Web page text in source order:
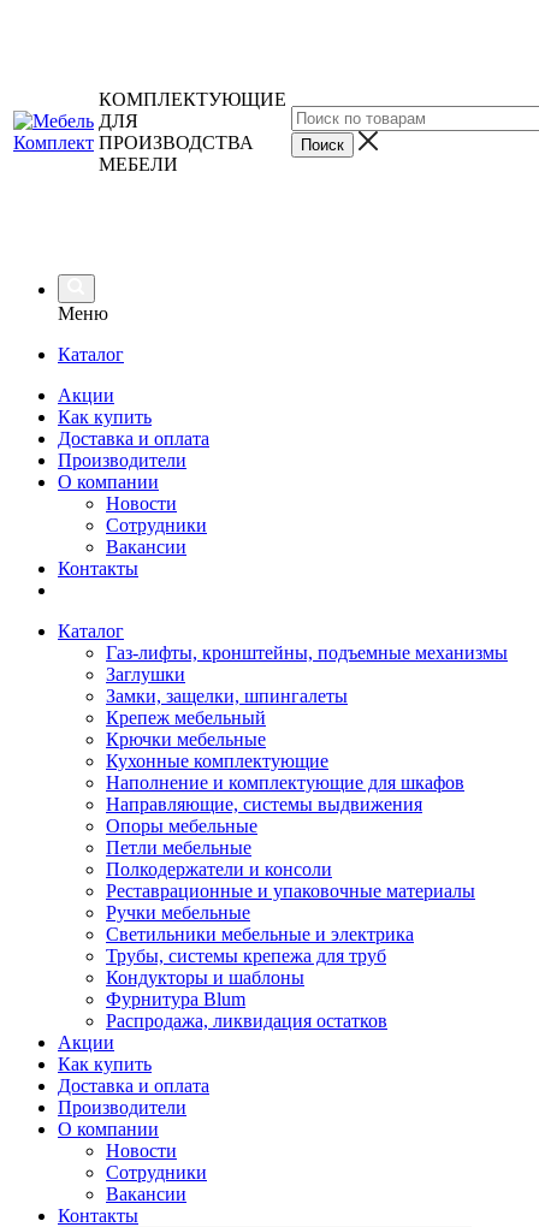
КОМПЛЕКТУЮЩИЕ
ДЛЯ
ПРОИЗВОДСТВА
МЕБЕЛИ
Меню
Каталог
Акции
Как купить
Доставка и оплата
Производители
О компании
Новости
Сотрудники
Вакансии
Контакты
Каталог
Газ-лифты, кронштейны, подъемные механизмы
Заглушки
Замки, защелки, шпингалеты
Крепеж мебельный
Крючки мебельные
Кухонные комплектующие
Наполнение и комплектующие для шкафов
Направляющие, системы выдвижения
Опоры мебельные
Петли мебельные
Полкодержатели и консоли
Реставрационные и упаковочные материалы
Ручки мебельные
Светильники мебельные и электрика
Трубы, системы крепежа для труб
Кондукторы и шаблоны
Фурнитура Blum
Распродажа, ликвидация остатков
Акции
Как купить
Доставка и оплата
Производители
О компании
Новости
Сотрудники
Вакансии
Контакты